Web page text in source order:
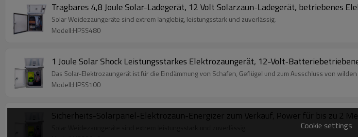
Tragbares 4,8 Joule Solar-Ladegerät, 12 Volt Solarzaun-Ladegerät, betriebenes
Solar Weidezaungeräte sind extrem langlebig, leistungsstark und zuverlässig.
Modell:HPSS480
1 Joule Solar Shock Leistungsstarkes Elektrozaungerät, 12-Volt-
Das Solar-Elektrozaungerät ist für die Eindämmung von Schafen, Geflügel und zum Ausschluss von
Modell:HPSS100
Sicherheits-Solarpanel-Elektrozaun-Energizer zum Verkauf, Power für bis zu 2
Cookie settings